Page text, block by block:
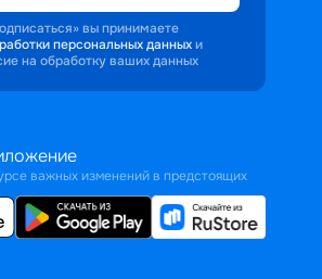
вы принимаете
персональных данных и
на обработку ваших данных
важных изменений в предстоящих